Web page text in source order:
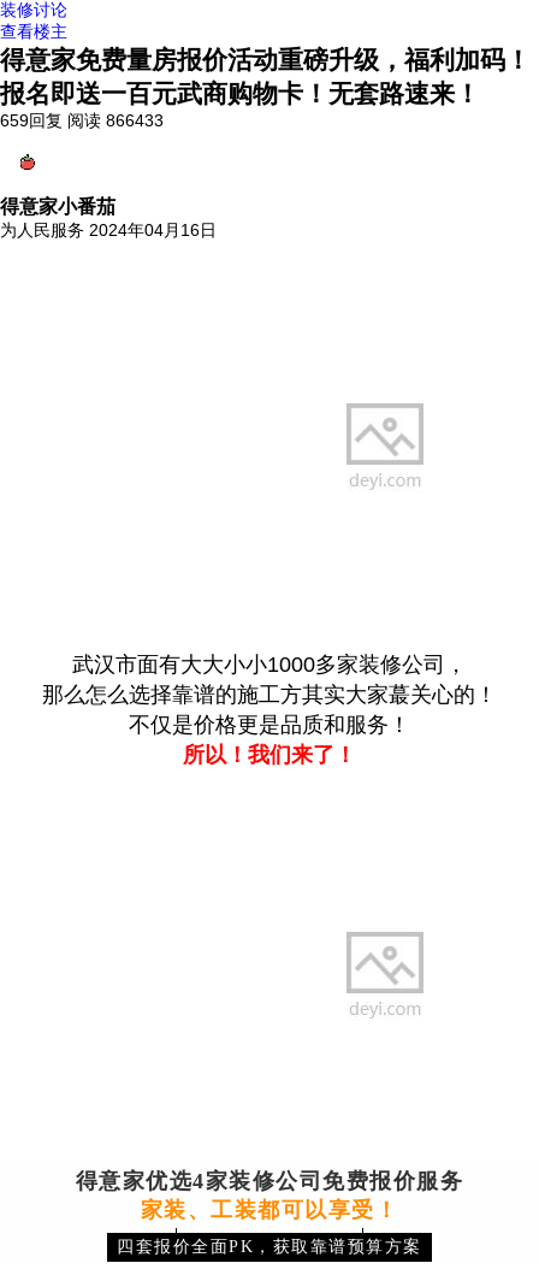
装修讨论
查看楼主
得意家免费量房报价活动重磅升级，福利加码！
报名即送一百元武商购物卡！无套路速来！
659回复 阅读 866433
得意家小番茄
为人民服务 2024年04月16日
武汉市面有大大小小1000多家装修公司，
那么怎么选择靠谱的施工方其实大家蕞关心的！
不仅是价格更是品质和服务！
所以！我们来了！
得意家优选4家装修公司免费报价服务
家装、工装都可以享受！
四套报价全面PK，获取靠谱预算方案